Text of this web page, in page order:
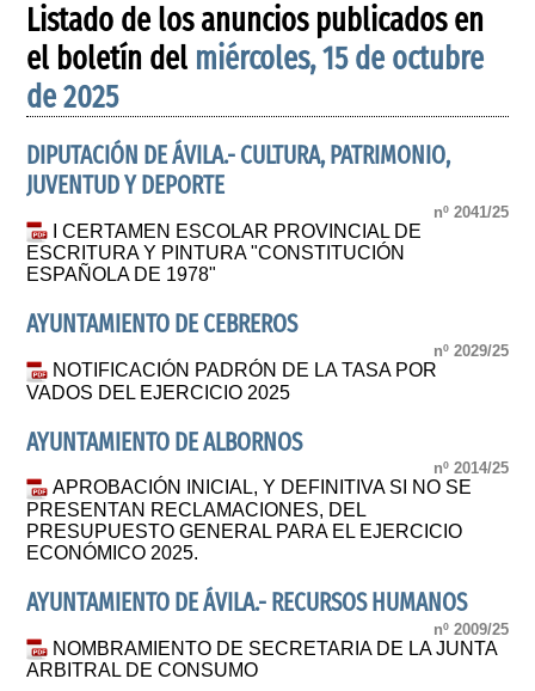
Listado de los anuncios publicados en
el boletín del miércoles, 15 de octubre
de 2025
DIPUTACIÓN DE ÁVILA.- CULTURA, PATRIMONIO,
JUVENTUD Y DEPORTE
nº 2041/25
I CERTAMEN ESCOLAR PROVINCIAL DE
ESCRITURA Y PINTURA "CONSTITUCIÓN
ESPAÑOLA DE 1978"
AYUNTAMIENTO DE CEBREROS
nº 2029/25
NOTIFICACIÓN PADRÓN DE LA TASA POR
VADOS DEL EJERCICIO 2025
AYUNTAMIENTO DE ALBORNOS
nº 2014/25
APROBACIÓN INICIAL, Y DEFINITIVA SI NO SE
PRESENTAN RECLAMACIONES, DEL
PRESUPUESTO GENERAL PARA EL EJERCICIO
ECONÓMICO 2025.
AYUNTAMIENTO DE ÁVILA.- RECURSOS HUMANOS
nº 2009/25
NOMBRAMIENTO DE SECRETARIA DE LA JUNTA
ARBITRAL DE CONSUMO